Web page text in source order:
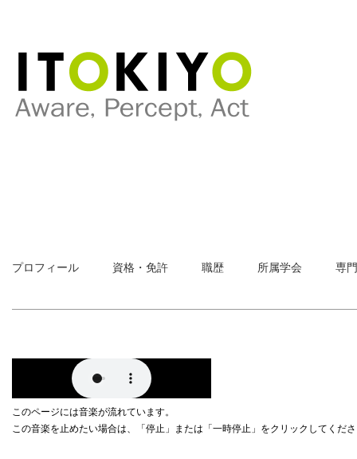
プロフィール 資格・免許 職歴 所属学会 専
このページには音楽が流れています。
この音楽を止めたい場合は、「停止」または「一時停止」をクリックしてくだ